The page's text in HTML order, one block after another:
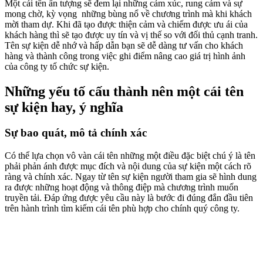
Một cái tên ấn tượng sẽ đem lại những cảm xúc, rung cảm và sự
mong chờ, kỳ vọng những bùng nổ về chương trình mà khi khách
mời tham dự. Khi đã tạo được thiện cảm và chiếm được ưu ái của
khách hàng thì sẽ tạo được uy tín và vị thế so với đối thủ cạnh tranh.
Tên sự kiện dễ nhớ và hấp dẫn bạn sẽ dễ dàng tư vấn cho khách
hàng và thành công trong việc ghi điểm nâng cao giá trị hình ảnh
của công ty tổ chức sự kiện.
Những yếu tố cấu thành nên một cái tên
sự kiện hay, ý nghĩa
Sự bao quát, mô tả chính xác
Có thể lựa chọn vô vàn cái tên những một điều đặc biệt chú ý là tên
phải phản ánh được mục đích và nội dung của sự kiện một cách rõ
ràng và chính xác. Ngay từ tên sự kiện người tham gia sẽ hình dung
ra được những hoạt động và thông điệp mà chương trình muốn
truyền tải. Đáp ứng được yêu cầu này là bước đi đúng đắn đầu tiên
trên hành trình tìm kiếm cái tên phù hợp cho chính quý công ty.